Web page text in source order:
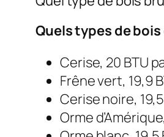
Quels types de
Cerise, 20 BTU
Frêne vert, 19,9
Cerise noire,
Orme